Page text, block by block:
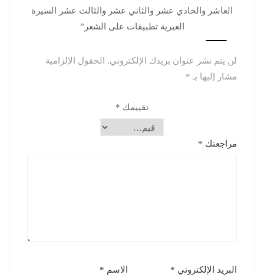
العاشر والحادي عشر والثاني عشر والثالث عشر السيرة
الغيرية تطبيقات على الشعر”
لن يتم نشر عنوان بريدك الإلكتروني.
الحقول الإلزامية
مشار إليها بـ *
تقييمك *
مراجعتك *
الاسم * البريد الإلكتروني *